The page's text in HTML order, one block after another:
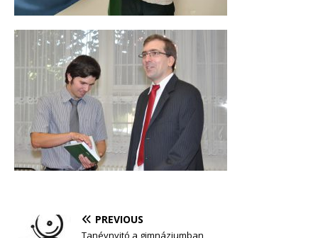
PREVIOUS
Tanévnyitó a gimnáziumban